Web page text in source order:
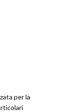
per la